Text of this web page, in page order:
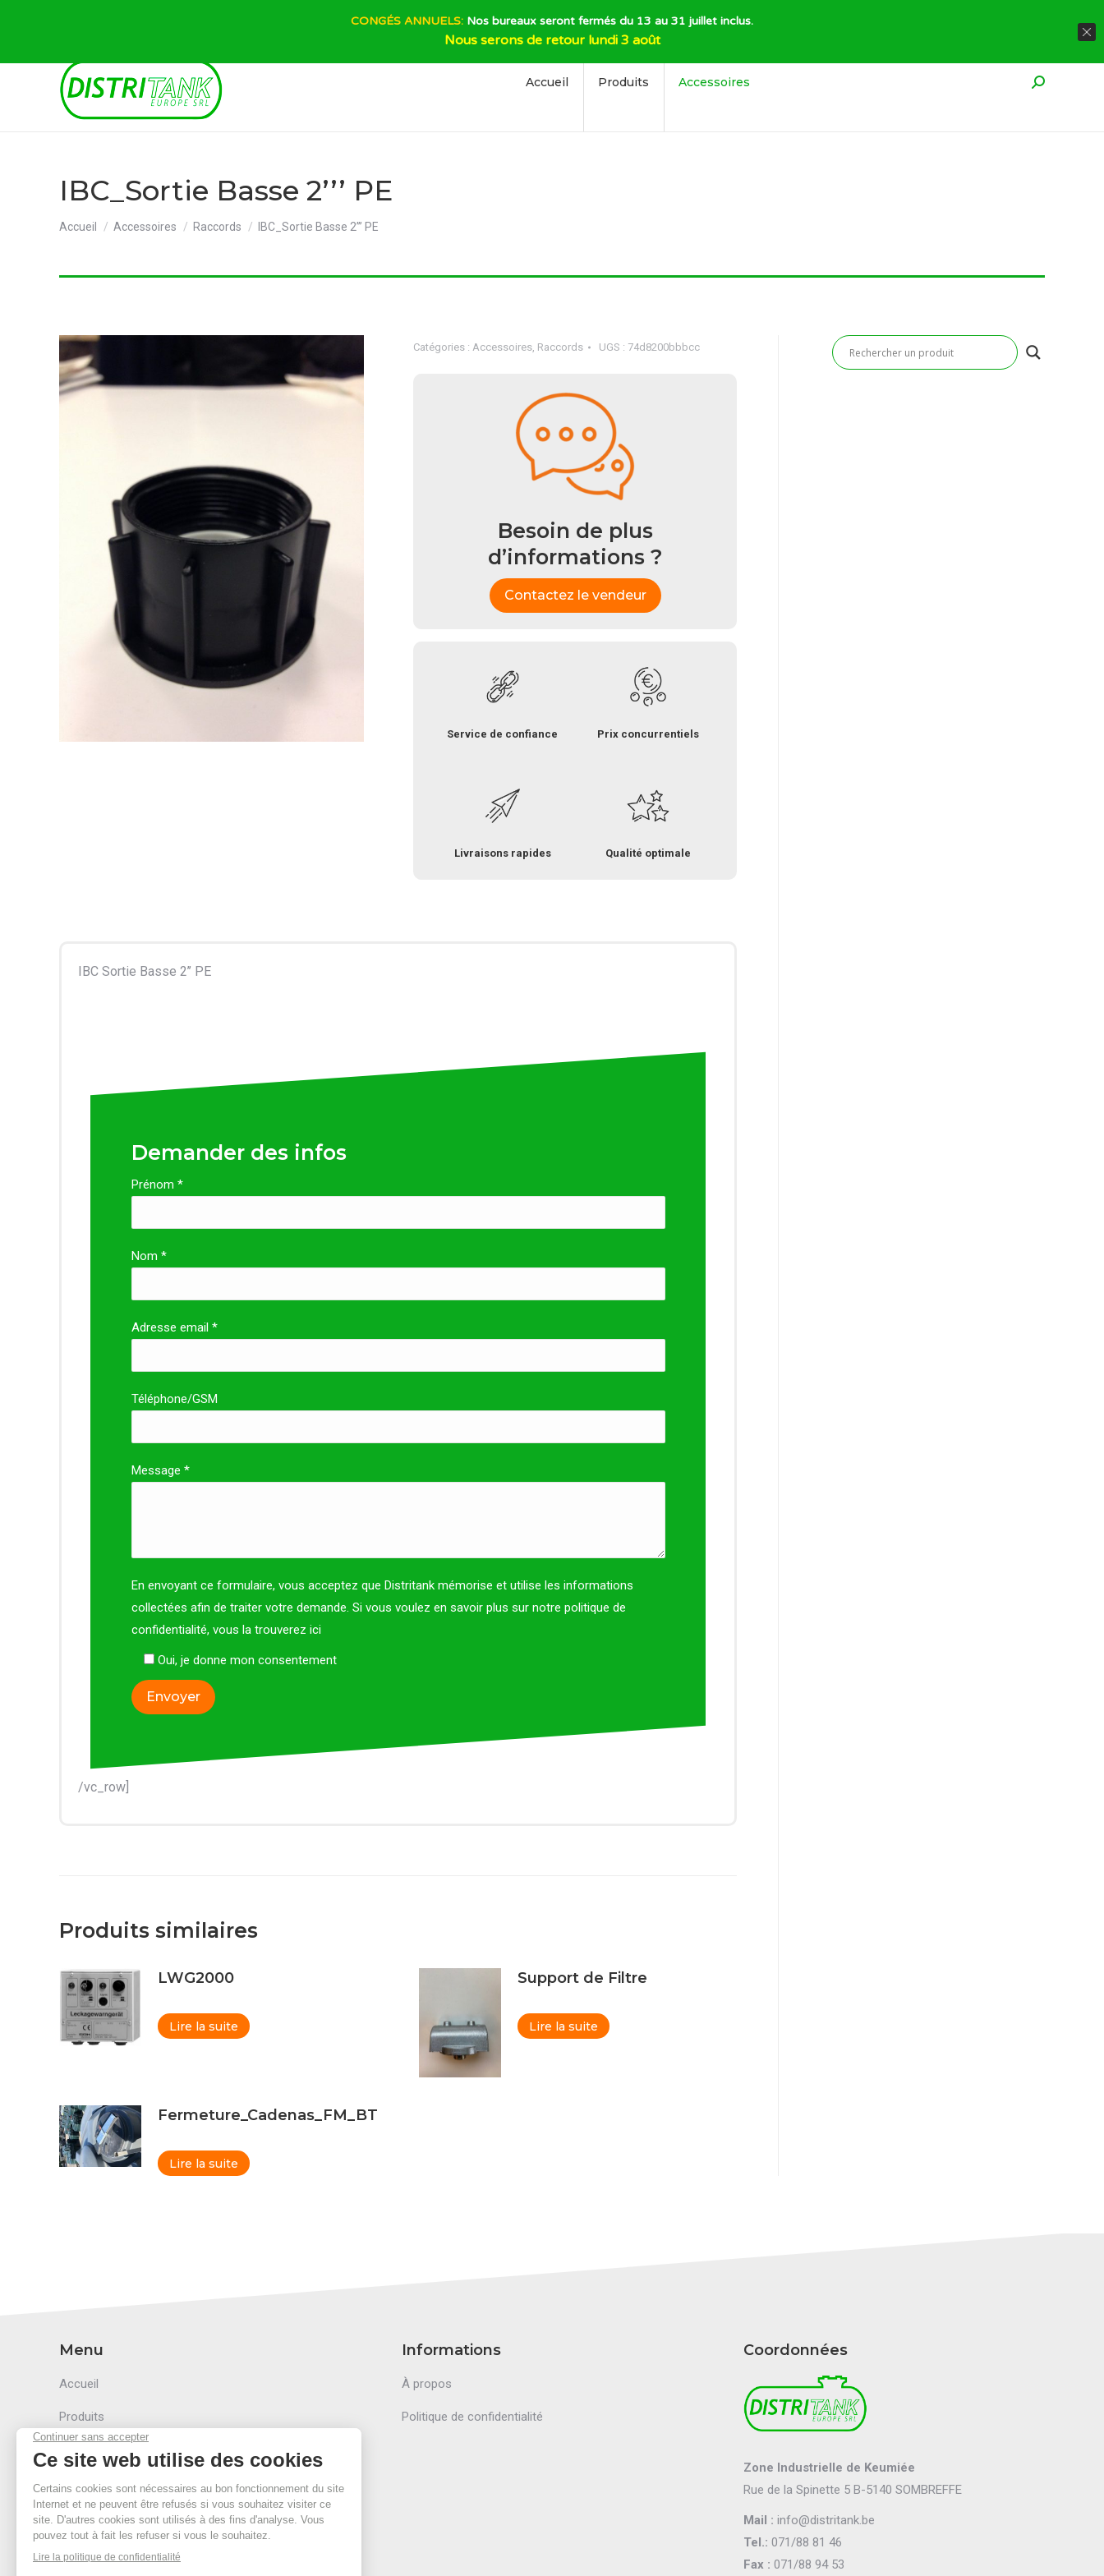
Accueil Produits Accessoires Recherche
IBC_Sortie Basse 2’’’ PE
Vous êtes ici :
Accueil Accessoires Raccords IBC_Sortie Basse 2’’’ PE
Catégories :Accessoires, Raccords UGS : 74d8200bbbcc
Besoin de plus
d’informations ?
Contactez le vendeur
Service de confiance Prix concurrentiels
Livraisons rapides Qualité optimale
IBC Sortie Basse 2’’ PE
Demander des infos
Prénom *
Nom *
Adresse email *
Téléphone/GSM
Message *
En envoyant ce formulaire, vous acceptez que Distritank mémorise et utilise les informations
collectées afin de traiter votre demande. Si vous voulez en savoir plus sur notre politique de
confidentialité, vous la trouverez ici
Oui, je donne mon consentement
/vc_row]
Produits similaires
LWG2000
Lire la suite
Support de Filtre
Lire la suite
Fermeture_Cadenas_FM_BT
Lire la suite
Menu
Accueil
Produits
Accessoires
Secteurs
Informations
À propos
Politique de confidentialité
Coordonnées
Zone Industrielle de Keumiée
Rue de la Spinette 5 B-5140 SOMBREFFE
Mail :info@distritank.be
Tel.: 071/88 81 46
Fax : 071/88 94 53
CONGÉS ANNUELS: Nos bureaux seront fermés du 13 au 31 juillet inclus.
Nous serons de retour lundi 3 août